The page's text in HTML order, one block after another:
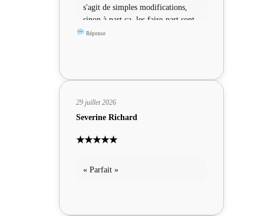
s'agit de simples modifications,
sinon à part ça, les faire-part sont
sympas »
Réponse
29 juillet 2026
Severine Richard
★★★★★
« Parfait »